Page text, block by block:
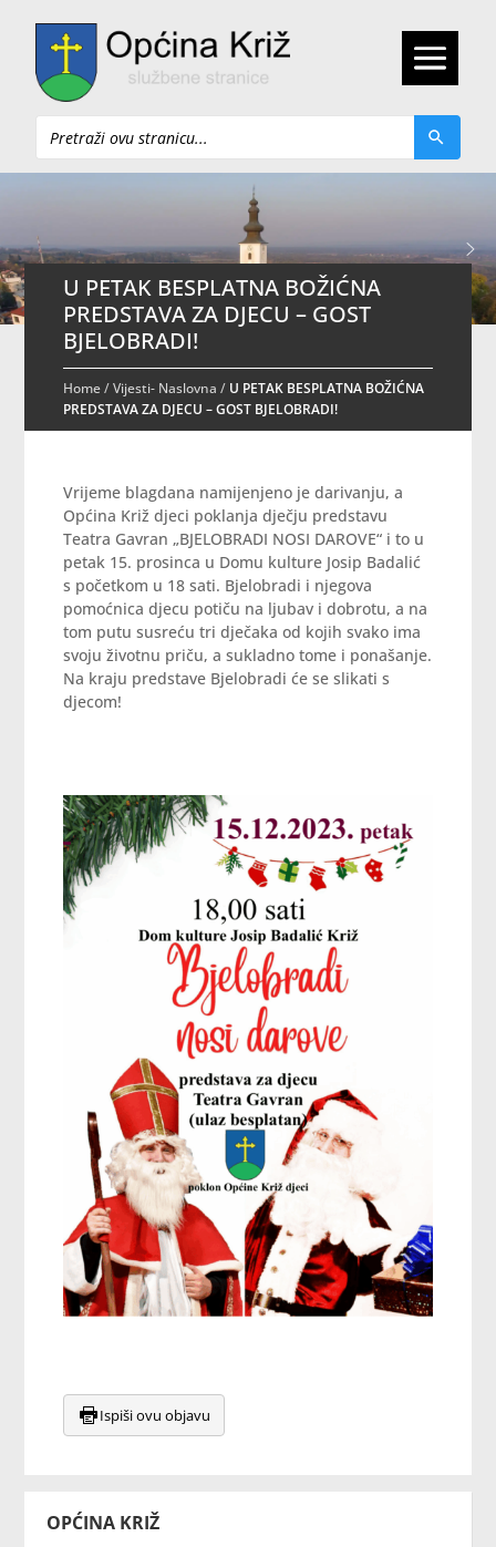
Pretraži
OPĆINA KRIŽ
U PETAK BESPLATNA BOŽIĆNA
PREDSTAVA ZA DJECU – GOST
BJELOBRADI!
Home/Vijesti- Naslovna / U PETAK BESPLATNA BOŽIĆNA
PREDSTAVA ZA DJECU – GOST BJELOBRADI!
Vrijeme blagdana namijenjeno je darivanju, a
Općina Križ djeci poklanja dječju predstavu
Teatra Gavran „BJELOBRADI NOSI DAROVE“ i to u
petak 15. prosinca u Domu kulture Josip Badalić
s početkom u 18 sati. Bjelobradi i njegova
pomoćnica djecu potiču na ljubav i dobrotu, a na
tom putu susreću tri dječaka od kojih svako ima
svoju životnu priču, a sukladno tome i ponašanje.
Na kraju predstave Bjelobradi će se slikati s
djecom!
Ispiši ovu objavu